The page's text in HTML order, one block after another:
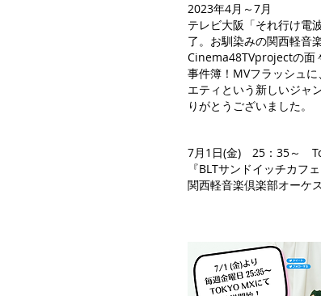
2023年4月～7月
テレビ大阪「それ行け電
了。お馴染みの関西軽音
Cinema48TVprojectの面
事件簿！MVフラッシュ
エティという新しいジャ
りがとうございました。
7月1日(金) 25：35～
『BLTサンドイッチカフ
関西軽音楽倶楽部オーケ